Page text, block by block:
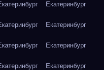
Екатеринбург
Екатеринбург
Екатеринбург
Екатеринбург